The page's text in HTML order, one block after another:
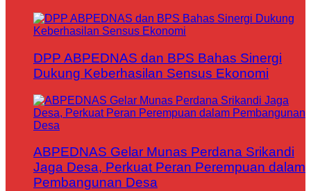
DPP ABPEDNAS dan BPS Bahas Sinergi
Dukung Keberhasilan Sensus Ekonomi
ABPEDNAS Gelar Munas Perdana Srikandi
Jaga Desa, Perkuat Peran Perempuan dalam
Pembangunan Desa